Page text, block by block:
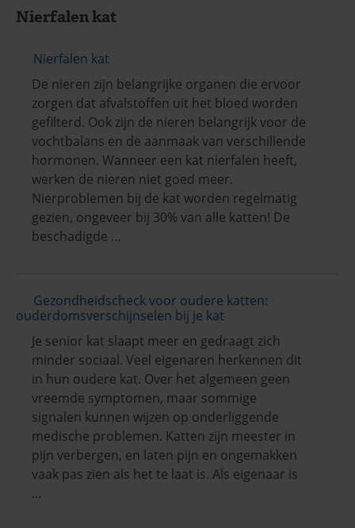
Nierfalen kat
Nierfalen kat
De nieren zijn belangrijke organen die ervoor
zorgen dat afvalstoffen uit het bloed worden
gefilterd. Ook zijn de nieren belangrijk voor de
vochtbalans en de aanmaak van verschillende
hormonen. Wanneer een kat nierfalen heeft,
werken de nieren niet goed meer.
Nierproblemen bij de kat worden regelmatig
gezien, ongeveer bij 30% van alle katten! De
beschadigde …
Gezondheidscheck voor oudere katten:
ouderdomsverschijnselen bij je kat
Je senior kat slaapt meer en gedraagt zich
minder sociaal. Veel eigenaren herkennen dit
in hun oudere kat. Over het algemeen geen
vreemde symptomen, maar sommige
signalen kunnen wijzen op onderliggende
medische problemen. Katten zijn meester in
pijn verbergen, en laten pijn en ongemakken
vaak pas zien als het te laat is. Als eigenaar is
…